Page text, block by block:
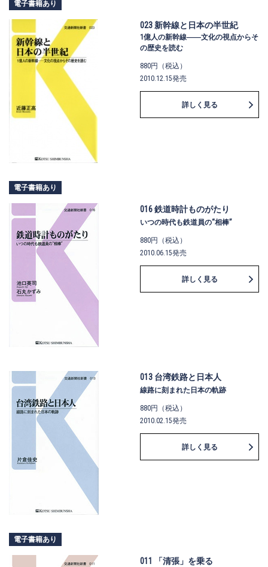
電子書籍あり
023 新幹線と日本の半世紀
1億人の新幹線――文化の視点からそ
の歴史を読む
880円（税込）
2010.12.15発売
詳しく見る
電子書籍あり
016 鉄道時計ものがたり
いつの時代も鉄道員の“相棒”
880円（税込）
2010.06.15発売
詳しく見る
013 台湾鉄路と日本人
線路に刻まれた日本の軌跡
880円（税込）
2010.02.15発売
詳しく見る
電子書籍あり
011 「清張」を乗る